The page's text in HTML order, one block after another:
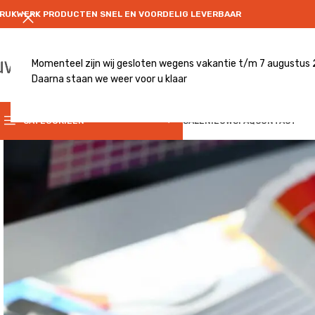
Momenteel zijn wij gesloten wegens vakantie t/m 7 augustus
Daarna staan we weer voor u klaar
PRODUCTEN SNEL EN VOORDELIG LEVERBAAR
CATEGORIEËN SALENIEUWSFAQCONTACT